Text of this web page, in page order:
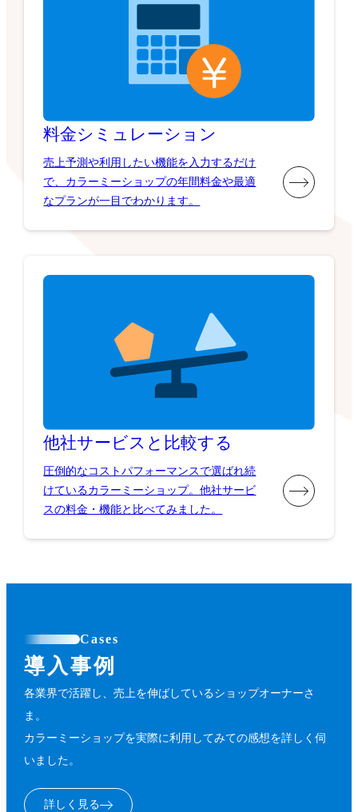
料金シミュレーション
売上予測や利用したい機能を入力するだけ
で、カラーミーショップの年間料金や最適
なプランが一目でわかります。
他社サービスと比較する
圧倒的なコストパフォーマンスで選ばれ続
けているカラーミーショップ。他社サービ
スの料金・機能と比べてみました。
Cases
導入事例
各業界で活躍し、売上を伸ばしているショップオーナーさ
ま。
カラーミーショップを実際に利用してみての感想を詳しく伺
いました。
詳しく見る